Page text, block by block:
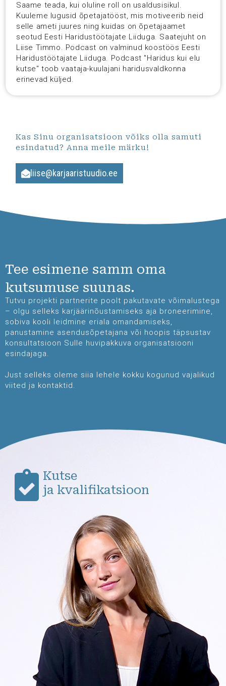
Saame teada, kui oluline roll on usaldusisikul.
Kuuleme lugusid õpetajatööst, mis motiveerib neid
selle ameti juures ning kuidas on õpetajaamet
seotud Eesti Haridustöötajate Liiduga. Saatejuht on
Liise Timmo. Podcast on valminud koostöös Eesti
Haridustöötajate Liiduga. Podcast "Haridus kui elu
kutse" toob vaataja-kuulajani haridusvaldkonna
erinevad küljed.
Kas Sinu organisatsioon võiks olla samuti
esindatud? Anna meile märku!
liise@karjaaristuudio.ee
Tee esimene samm oma
kutsumuse suunas.
Tutvu projekti partnerite poolt pakutavate võimalustega
– olgu selleks karjäärinõustamiseks aja broneerimine,
sobiva kooli leidmine eriala omandamiseks,
panustamine asendusõpetajana või hoopis täpsustav
konsultatsioon Sulle huvipakkuva organisatsiooni
esindajaga.
Just selleks oleme siia lehele kokku kogunud vajalikud
viited ja kontaktid.
Kutse
ja kvalifikatsioon